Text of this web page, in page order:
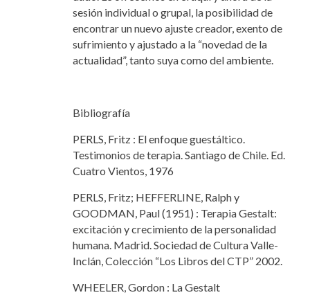
sesión individual o grupal, la posibilidad de
encontrar un nuevo ajuste creador, exento de
sufrimiento y ajustado a la “novedad de la
actualidad”, tanto suya como del ambiente.
Bibliografía
PERLS, Fritz : El enfoque guestáltico.
Testimonios de terapia. Santiago de Chile. Ed.
Cuatro Vientos, 1976
PERLS, Fritz; HEFFERLINE, Ralph y
GOODMAN, Paul (1951) : Terapia Gestalt:
excitación y crecimiento de la personalidad
humana. Madrid. Sociedad de Cultura Valle-
Inclán, Colección “Los Libros del CTP” 2002.
WHEELER, Gordon : La Gestalt